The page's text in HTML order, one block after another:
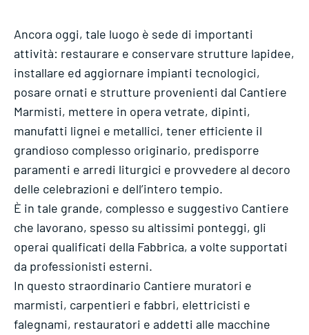
Ancora oggi, tale luogo è sede di importanti
attività: restaurare e conservare strutture lapidee,
installare ed aggiornare impianti tecnologici,
posare ornati e strutture provenienti dal Cantiere
Marmisti, mettere in opera vetrate, dipinti,
manufatti lignei e metallici, tener efficiente il
grandioso complesso originario, predisporre
paramenti e arredi liturgici e provvedere al decoro
delle celebrazioni e dell’intero tempio.
È in tale grande, complesso e suggestivo Cantiere
che lavorano, spesso su altissimi ponteggi, gli
operai qualificati della Fabbrica, a volte supportati
da professionisti esterni.
In questo straordinario Cantiere muratori e
marmisti, carpentieri e fabbri, elettricisti e
falegnami, restauratori e addetti alle macchine